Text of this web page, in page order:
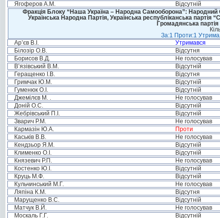
Ягоферов А.М.
Відсутній
Фракція Блоку “Наша Україна – Народна Самооборона”: Народний
Українська Народна Партія, Українська республіканська
Громадянська
За:1 Проти:1
Ар’єв В.І.
Утримався
Білозір О.В.
Відсутня
Борисов В.Д.
Не голосував
В’язівський В.М.
Відсутній
Геращенко І.В.
Відсутня
Гримчак Ю.М.
Відсутній
Гуменюк О.І.
Відсутній
Джемілєв М. .
Не голосував
Доній О.С.
Відсутній
Жебрівський П.І.
Відсутній
Зварич Р.М.
Не голосував
Кармазін Ю.А.
Проти
Каськів В.В.
Не голосував
Кендзьор Я.М.
Відсутній
Клименко О.І.
Відсутній
Князевич Р.П.
Не голосував
Костенко Ю.І.
Відсутній
Круць М.Ф.
Відсутній
Кульчинський М.Г.
Не голосував
Ляпіна К.М.
Відсутня
Марущенко В.С.
Відсутній
Матчук В.Й.
Не голосував
Москаль Г.Г.
Відсутній